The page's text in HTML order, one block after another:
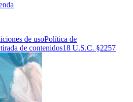
de usoPolítica de
de contenidos18 U.S.C. §2257